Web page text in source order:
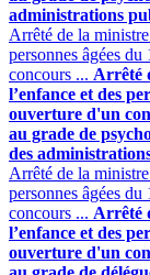
administrations
Arrêté de la
personnes âgées
concours ... Arrêté
l’enfance et des
ouverture d'un
au grade de
des
Arrêté de la
personnes âgées
concours ... Arrêté
l’enfance et des
ouverture d'un